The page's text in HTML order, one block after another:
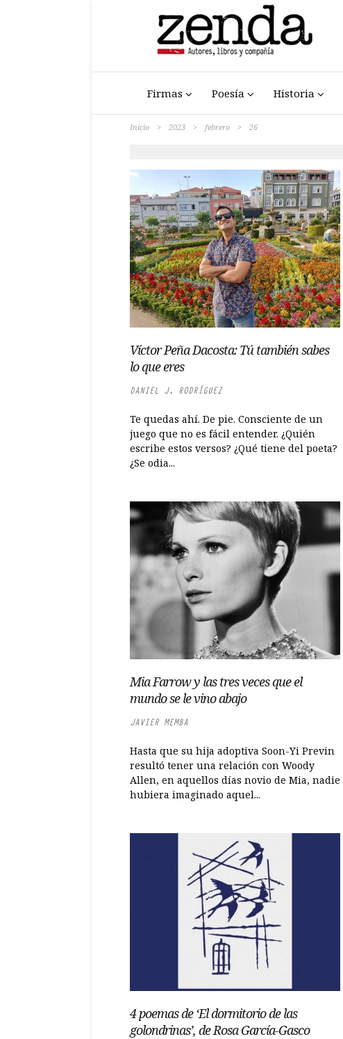
Firmas Poesía Historia
Inicio > 2023 > febrero > 26
Víctor Peña Dacosta: Tú también sabes
lo que eres
DANIEL J. RODRÍGUEZ
Te quedas ahí. De pie. Consciente de un
juego que no es fácil entender. ¿Quién
escribe estos versos? ¿Qué tiene del poeta?
¿Se odia...
Mia Farrow y las tres veces que el
mundo se le vino abajo
JAVIER MEMBA
Hasta que su hija adoptiva Soon-Yi Previn
resultó tener una relación con Woody
Allen, en aquellos días novio de Mia, nadie
hubiera imaginado aquel...
4 poemas de ‘El dormitorio de las
golondrinas’, de Rosa García-Gasco